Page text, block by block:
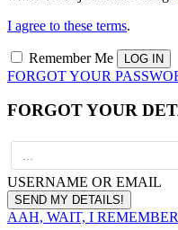
I agree to these terms.
Remember Me
FORGOT YOUR
FORGOT YOUR
USERNAME OR EMAIL
AAH, WAIT, I